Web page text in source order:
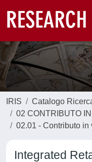
IRIS
Catalogo
02 CONTRIBUTO
02.01 - Contributo
Integrated